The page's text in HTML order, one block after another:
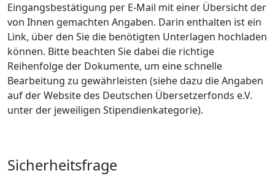
Eingangsbestätigung per E-Mail mit einer Übersicht der
von Ihnen gemachten Angaben. Darin enthalten ist ein
Link, über den Sie die benötigten Unterlagen hochladen
können. Bitte beachten Sie dabei die richtige
Reihenfolge der Dokumente, um eine schnelle
Bearbeitung zu gewährleisten (siehe dazu die Angaben
auf der Website des Deutschen Übersetzerfonds e.V.
unter der jeweiligen Stipendienkategorie).
Sicherheitsfrage